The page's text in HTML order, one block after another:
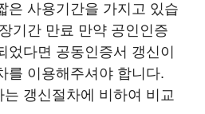
은 사용기간을 가지고 있습
기간 만료 만약 공인인증
었다면 공동인증서 갱신이
를 이용해주셔야 합니다.
갱신절차에 비하여 비교